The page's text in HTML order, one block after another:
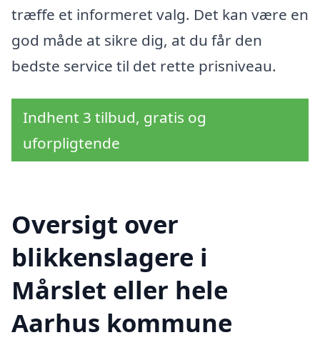
træffe et informeret valg. Det kan være en
god måde at sikre dig, at du får den
bedste service til det rette prisniveau.
Indhent 3 tilbud, gratis og
uforpligtende
Oversigt over
blikkenslagere i
Mårslet eller hele
Aarhus kommune